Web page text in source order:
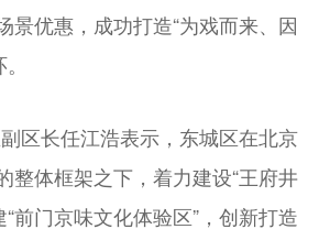
景优惠，成功打造“为戏而来、因
区长任江浩表示，东城区在北京
整体框架之下，着力建设“王府井
前门京味文化体验区”，创新打造